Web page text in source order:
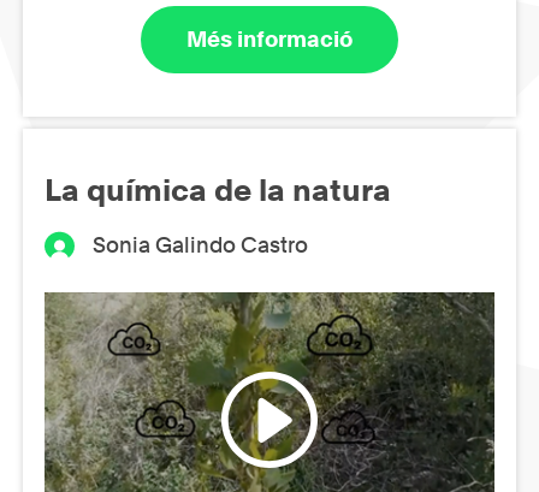
Més informació
La química de la natura
Sonia Galindo Castro